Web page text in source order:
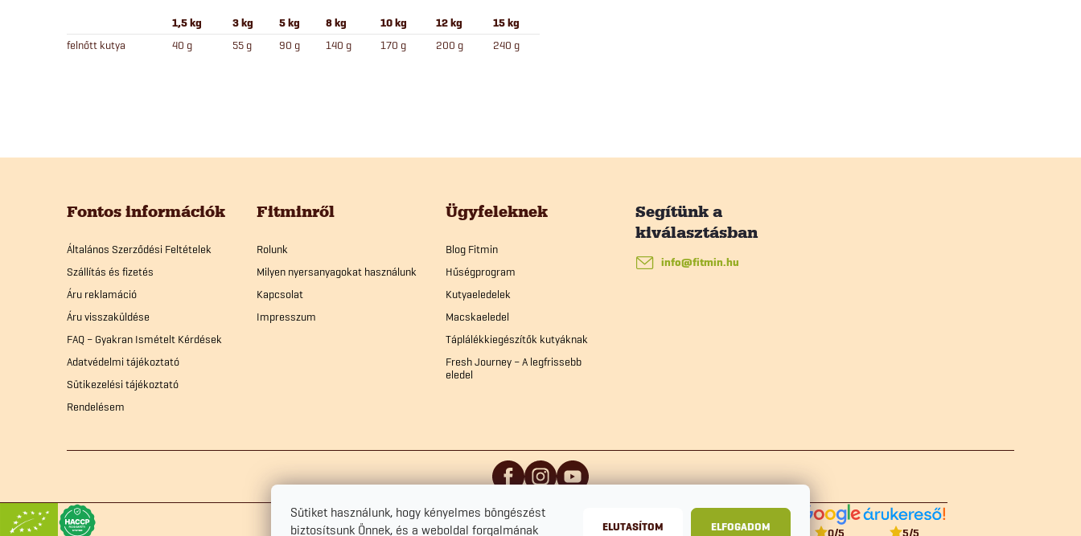
Sütiket használunk, hogy kényelmes böngészést
biztosítsunk Önnek, és a weboldal forgalmának
ELUTASÍTOM ELFOGADOM
1,5 kg 3 kg 5 kg 8 kg 10 kg 12 kg 15 kg
felnőtt kutya 40 g 55 g 90 g 140 g 170 g 200 g 240 g
Fontos információk
Általános Szerződési Feltételek
Szállítás és fizetés
Áru reklamáció
Áru visszaküldése
FAQ – Gyakran Ismételt Kérdések
Adatvédelmi tájékoztató
Sütikezelési tájékoztató
Rendelésem
Fitminről
Rolunk
Milyen nyersanyagokat használunk
Kapcsolat
Impresszum
Ügyfeleknek
Blog Fitmin
Hűségprogram
Kutyaeledelek
Macskaeledel
Táplálékkiegészítők kutyáknak
Fresh Journey – A legfrissebb
eledel
info@fitmin.hu
0/5 5/5